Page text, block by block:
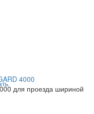
4000
для проезда шириной